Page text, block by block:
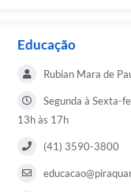
Educação
Rubian Mara de
Segunda à Sexta-
13h às 17h
(41) 3590-3800